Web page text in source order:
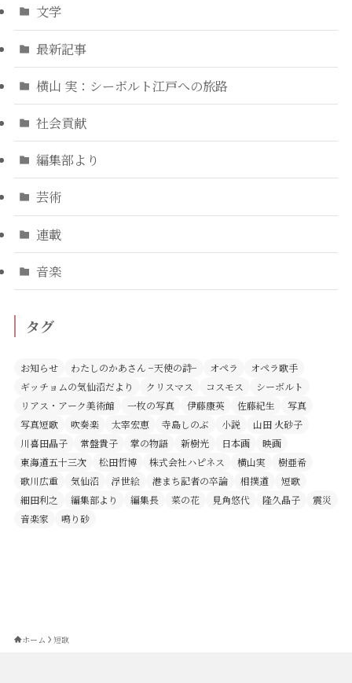
文学
最新記事
横山 実：シーボルト江戸への旅路
社会貢献
編集部より
芸術
連載
音楽
タグ
お知らせ わたしのかあさん −天使の詩− オペラ
オペラ歌手
ギッチョムの気仙沼だより
クリスマス コスモス
シーボルト
リアス・アーク美術館
一枚の写真 伊藤康英 佐藤紀生
写真
写真短歌
吹奏楽 太宰宏恵 寺島しのぶ 小説
山田 火砂子
川喜田晶子
常盤貴子 掌の物語 新樹光 日本画
映画
東海道五十三次
松田哲博 株式会社ハピネス 横山実
樹亜希
歌川広重
気仙沼 浮世絵 港まち記者の卒論 相撲道
短歌
細田利之
編集部より 編集長 菜の花 見角悠代 隆久晶子
震災
音楽家
鳴り砂
ホーム 短歌